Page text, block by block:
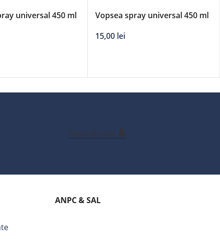
universal 450 ml
Vopsea spray universal 450 ml
15,00 lei
Creează cont
ANPC & SAL